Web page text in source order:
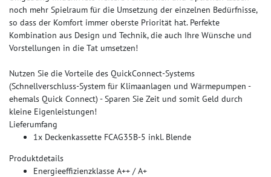
noch mehr Spielraum für die Umsetzung der einzelnen Bedürfnisse,
so dass der Komfort immer oberste Priorität hat. Perfekte
Kombination aus Design und Technik, die auch Ihre Wünsche und
Vorstellungen in die Tat umsetzen!
Nutzen Sie die Vorteile des QuickConnect-Systems
(Schnellverschluss-System für Klimaanlagen und Wärmepumpen -
ehemals Quick Connect) - Sparen Sie Zeit und somit Geld durch
kleine Eigenleistungen!
Lieferumfang
1x Deckenkassette FCAG35B-5 inkl. Blende
Produktdetails
Energieeffizienzklasse A++ / A+